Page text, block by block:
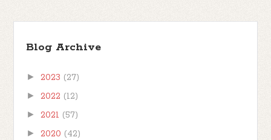
Blog Archive
► 2023 (27)
► 2022 (12)
► 2021 (57)
► 2020 (42)